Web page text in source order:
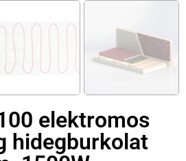
elektromos
hidegburkolat